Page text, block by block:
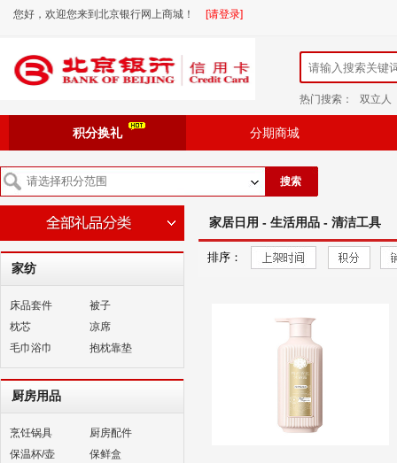
您好，欢迎您来到北京银行网上商城！ [请登录]
热门搜索： 双立人
积分换礼 分期商城
搜索
家纺
床品套件
被子
枕芯
凉席
毛巾浴巾
抱枕靠垫
厨房用品
烹饪锅具
厨房配件
保温杯/壶
保鲜盒
家居日用 - 生活用品 - 清洁工具
排序：